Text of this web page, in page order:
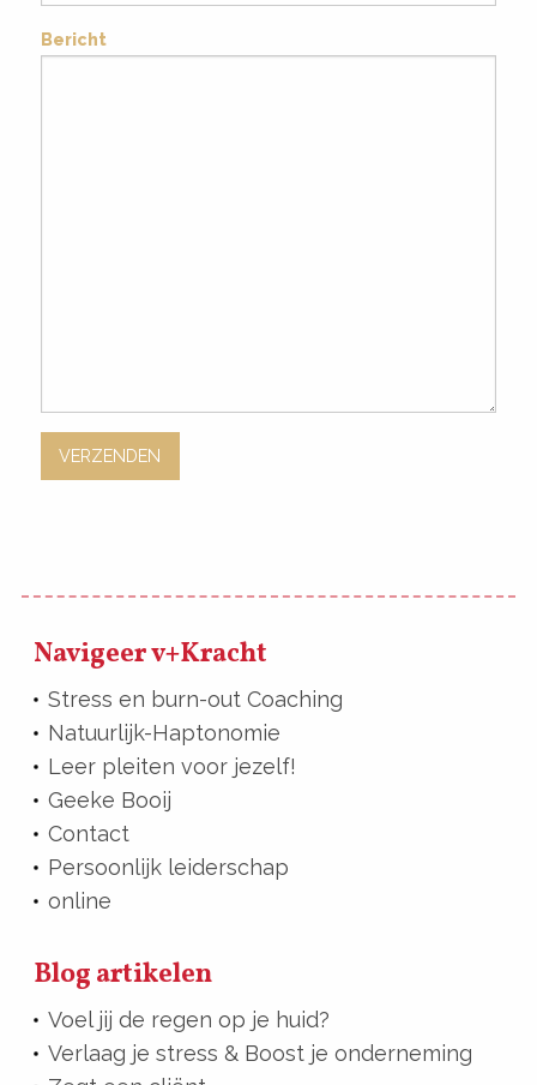
Bericht
Navigeer v+Kracht
Stress en burn-out Coaching
Natuurlijk-Haptonomie
Leer pleiten voor jezelf!
Geeke Booij
Contact
Persoonlijk leiderschap
online
Blog artikelen
Voel jij de regen op je huid?
Verlaag je stress & Boost je onderneming